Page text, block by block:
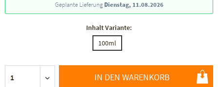
Geplante Lieferung Dienstag, 11.08.2026
Inhalt Variante:
100ml
IN DEN WARENKORB